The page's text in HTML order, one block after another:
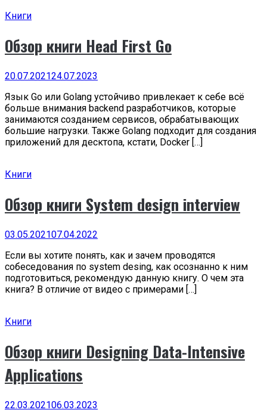
Книги
Обзор книги Head First Go
20.07.202124.07.2023
Язык Go или Golang устойчиво привлекает к себе всё
больше внимания backend разработчиков, которые
занимаются созданием сервисов, обрабатывающих
большие нагрузки. Также Golang подходит для создания
приложений для десктопа, кстати, Docker […]
Книги
Обзор книги System design interview
03.05.202107.04.2022
Если вы хотите понять, как и зачем проводятся
собеседования по system desing, как осознанно к ним
подготовиться, рекомендую данную книгу. О чем эта
книга? В отличие от видео с примерами […]
Книги
Обзор книги Designing Data-Intensive
Applications
22.03.202106.03.2023